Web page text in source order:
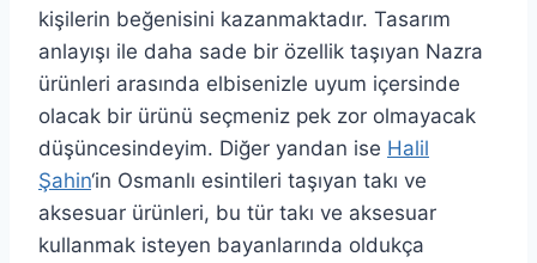
kişilerin beğenisini kazanmaktadır. Tasarım
anlayışı ile daha sade bir özellik taşıyan Nazra
ürünleri arasında elbisenizle uyum içersinde
olacak bir ürünü seçmeniz pek zor olmayacak
düşüncesindeyim. Diğer yandan ise Halil
Şahin‘in Osmanlı esintileri taşıyan takı ve
aksesuar ürünleri, bu tür takı ve aksesuar
kullanmak isteyen bayanlarında oldukça